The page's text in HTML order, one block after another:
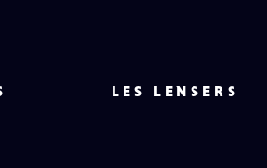
LES LENSERS